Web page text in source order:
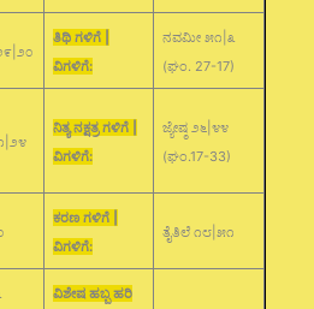
ತಿಥಿ ಗಳಿಗೆ |
ವಿಗಳಿಗೆ:
ನವಮೀ ೫೧|೩
(ಘಂ. 27-17)
ನಿತ್ಯ ನಕ್ಷತ್ರ ಗಳಿಗೆ |
ವಿಗಳಿಗೆ:
ಜ್ಯೇಷ್ಠ ೨೬|೪೪
(ಘಂ.17-33)
ಕರಣ ಗಳಿಗೆ |
ವಿಗಳಿಗೆ:
ತೈತಿಲೆ ೧೮|೫೧
ವಿಶೇಷ ಹಬ್ಬ ಹರಿ